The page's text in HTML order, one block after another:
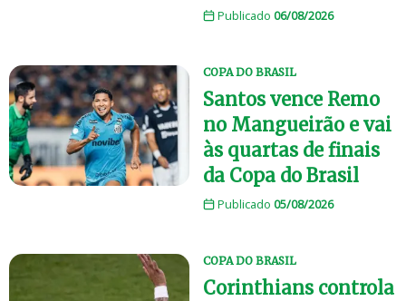
Publicado 06/08/2026
COPA DO BRASIL
Santos vence Remo
no Mangueirão e vai
às quartas de finais
da Copa do Brasil
Publicado 05/08/2026
COPA DO BRASIL
Corinthians controla